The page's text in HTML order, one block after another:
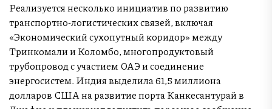
Реализуется несколько инициатив по развитию
транспортно-логистических связей, включая
«Экономический сухопутный коридор» между
Тринкомали и Коломбо, многопродуктовый
трубопровод с участием ОАЭ и соединение
энергосистем. Индия выделила 61,5 миллиона
долларов США на развитие порта Канкесантурай в